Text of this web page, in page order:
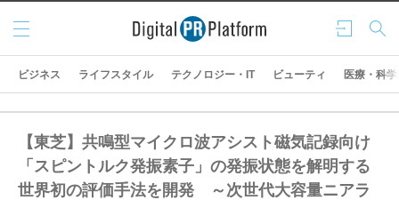
ログ
イン
検索
メニ
ュー
ビジネス ライフスタイル テクノロジー・IT ビューティ 医療・科学
【東芝】共鳴型マイクロ波アシスト磁気記録向け
「スピントルク発振素子」の発振状態を解明する
世界初の評価手法を開発 ～次世代大容量ニアラ